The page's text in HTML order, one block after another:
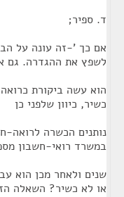
ד. ספיר;
אם כך '-זה עונה על
לשפץ את ההגדרה. גם
הוא עשה ביקורת
כשיר, כיוון שלפני כן
נותנים הכשרה לרואה-
במשרד רואי-חשבון
שנים ולאחר מכן הוא
או לא כשיר? השאלה